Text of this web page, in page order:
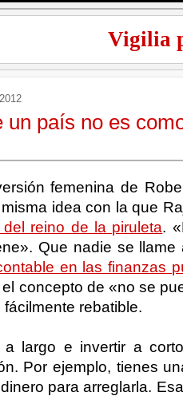
Vigilia
un país no es
femenina de
idea con la que
reino de la piruleta.
Que nadie se llame
en las finanzas
concepto de «no se
rebatible.
a largo e invertir a
Por ejemplo, tienes
para arreglarla.